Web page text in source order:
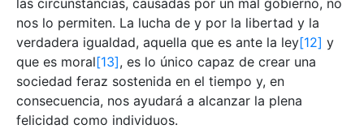
nos lo permiten. La lucha de y por la libertad y la
verdadera igualdad, aquella que es ante la ley[12] y
que es moral[13], es lo único capaz de crear una
sociedad feraz sostenida en el tiempo y, en
consecuencia, nos ayudará a alcanzar la plena
felicidad como individuos.